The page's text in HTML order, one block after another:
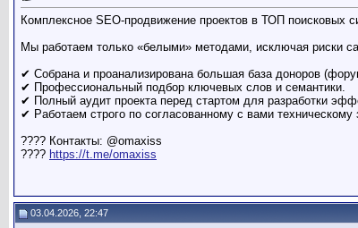
Комплексное SEO-продвижение проектов в ТОП поисковых
Мы работаем только «белыми» методами, исключая риски
✔ Собрана и проанализирована большая база доноров
✔ Профессиональный подбор ключевых слов и семантики.
✔ Полный аудит проекта перед стартом для разработки
✔ Работаем строго по согласованному с вами техническому
???? Контакты: @omaxiss
???? https://t.me/omaxiss
03.04.2026, 22:47